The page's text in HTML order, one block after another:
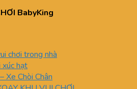
BabyKing
chơi trong nhà
hạt
Xe Chòi Chân